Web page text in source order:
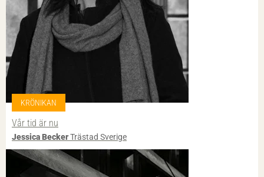
KRÖNIKAN
Vår tid är nu
Jessica BeckerTrästad Sverige